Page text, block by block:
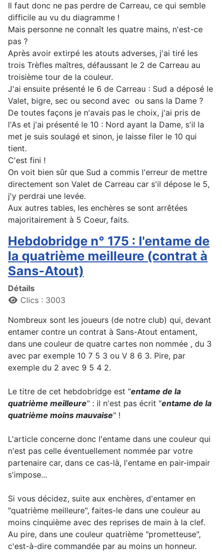
Il faut donc ne pas perdre de Carreau, ce qui semble
difficile au vu du diagramme !
Mais personne ne connaît les quatre mains, n'est-ce
pas ?
Après avoir extirpé les atouts adverses, j'ai tiré les
trois Trèfles maîtres, défaussant le 2 de Carreau au
troisième tour de la couleur.
J'ai ensuite présenté le 6 de Carreau : Sud a déposé le
Valet, bigre, sec ou second avec ou sans la Dame ?
De toutes façons je n'avais pas le choix, j'ai pris de
l'As et j'ai présenté le 10 : Nord ayant la Dame, s'il la
met je suis soulagé et sinon, je laisse filer le 10 qui
tient.
C'est fini !
On voit bien sûr que Sud a commis l'erreur de mettre
directement son Valet de Carreau car s'il dépose le 5,
j'y perdrai une levée.
Aux autres tables, les enchères se sont arrêtées
majoritairement à 5 Coeur, faits.
Hebdobridge n° 175 : l'entame de
la quatrième meilleure (contrat à
Sans-Atout)
Détails
Clics : 3003
Nombreux sont les joueurs (de notre club) qui, devant
entamer contre un contrat à Sans-Atout entament,
dans une couleur de quatre cartes non nommée , du 3
avec par exemple 10 7 5 3 ou V 8 6 3. Pire, par
exemple du 2 avec 9 5 4 2.
Le titre de cet hebdobridge est "entame de la
quatrième meilleure" : il n'est pas écrit "entame de la
quatrième moins mauvaise" !
L'article concerne donc l'entame dans une couleur qui
n'est pas celle éventuellement nommée par votre
partenaire car, dans ce cas-là, l'entame en pair-impair
s'impose...
Si vous décidez, suite aux enchères, d'entamer en
"quatrième meilleure", faites-le dans une couleur au
moins cinquième avec des reprises de main à la clef.
Au pire, dans une couleur quatrième "prometteuse",
c'est-à-dire commandée par au moins un honneur.